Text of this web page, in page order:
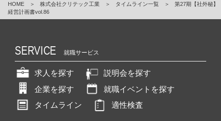
HOME ＞ 株式会社クリテック工業 ＞ タイムライン一覧 ＞
第27期【社外秘】
経営計画書vol.86
SERVICE 就職サービス
求人を探す
説明会を探す
企業を探す
就職イベントを探す
タイムライン
適性検査